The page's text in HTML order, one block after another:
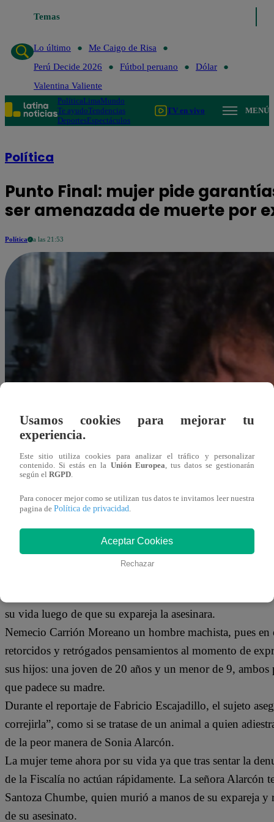
Temas
Lo último
Lo último
Me Caigo de Risa
Perú Decide 2026
Fútbol peruano
Dólar
Valentina Valiente
PolíticaLimaMundo
Te ayudoTendencias
DeportesEspectáculos
TV en vivo MENÚ
Política
Punto Final: mujer pide
ser amenazada de muerte por
Política a las 21:53
Redacción Latina
Sonia Alarcón teme que su destino sea el mismo de
su vida luego de que su expareja la asesinara.
Nemecio Carrión Moreano un hombre machista, pues en
retorcidos y retrógados pensamientos al momento de
sus hijos: una joven de 20 años y un menor de 9,
que padece su madre.
Durante el reportaje de Fabricio Escajadillo, el sujeto
correjirla”, como si se tratase de un animal a quien
de la peor manera de Sonia Alarcón.
La mujer teme ahora por su vida ya que tras sentar la
de la Fiscalía no actúan rápidamente. La señora Alarcón
Santoza Chumbe, quien murió a manos de su expareja
de su asesinato.
Usamos cookies para mejorar tu
experiencia.
Este sitio utiliza cookies para analizar el tráfico y personalizar
contenido. Si estás en la Unión Europea , tus datos se gestionarán
según el RGPD
Para conocer mejor como se utilizan tus datos te invitamos leer nuestra
pagina de Política de privacidad
Aceptar Cookies
Rechazar